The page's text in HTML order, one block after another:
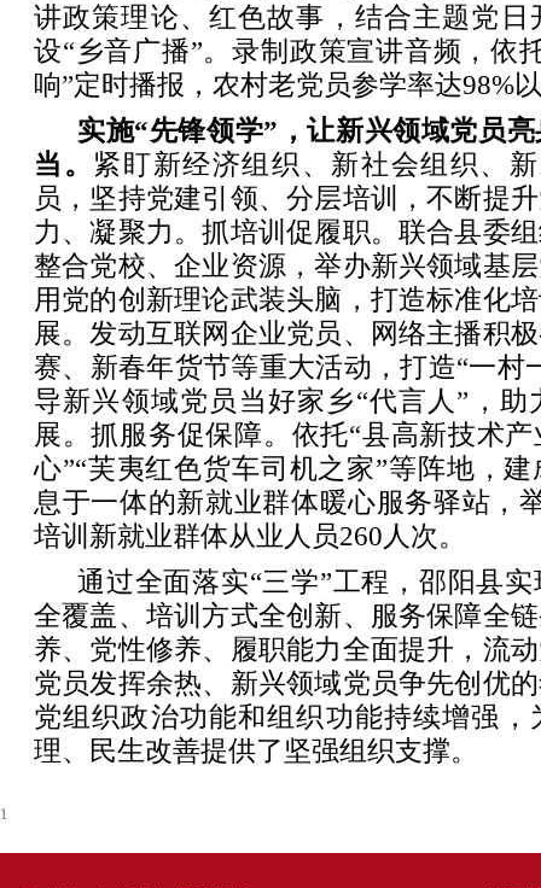
讲政策理论、红色故事，结合主题党日
设“乡音广播”。录制政策宣讲音频，依
响”定时播报，农村老党员参学率达98%
实施“先锋领学”，让新兴领域党员
当。 紧盯新经济组织、新社会组织、
员，坚持党建引领、分层培训，不断提
力、凝聚力。抓培训促履职。联合县委
整合党校、企业资源，举办新兴领域基
用党的创新理论武装头脑，打造标准化
展。发动互联网企业党员、网络主播积
赛、新春年货节等重大活动，打造“一村
导新兴领域党员当好家乡“代言人”，
展。抓服务促保障。依托“县高新技术
心”“芙夷红色货车司机之家”等阵地，
息于一体的新就业群体暖心服务驿站，
培训新就业群体从业人员260人次。
通过全面落实“三学”工程，邵阳县
全覆盖、培训方式全创新、服务保障全
养、党性修养、履职能力全面提升，流
党员发挥余热、新兴领域党员争先创优
党组织政治功能和组织功能持续增强，
理、民生改善提供了坚强组织支撑。
1